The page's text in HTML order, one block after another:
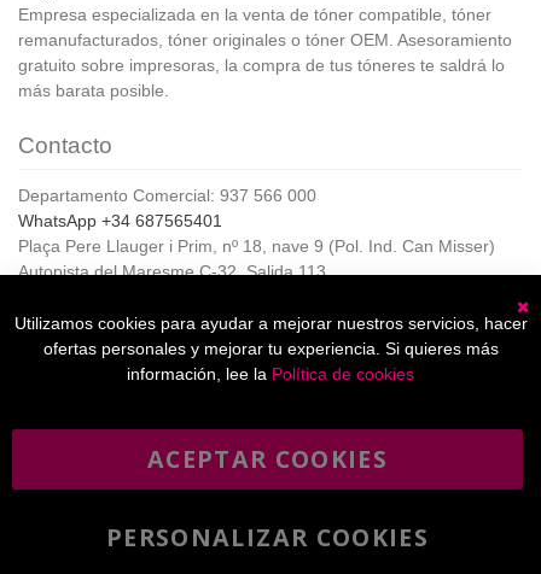
Empresa especializada en la venta de tóner compatible, tóner
remanufacturados, tóner originales o tóner OEM. Asesoramiento
gratuito sobre impresoras, la compra de tus tóneres te saldrá lo
más barata posible.
Contacto
Departamento Comercial: 937 566 000
WhatsApp +34 687565401
Plaça Pere Llauger i Prim, nº 18, nave 9 (Pol. Ind. Can Misser)
Autopista del Maresme C-32, Salida 113
Horario de Atención al cliente:
De lunes a jueves de 8:00 a 17:00,
Viernes de 8:00 a 15:00
informativo
He leído y acepto lapolítica de privacidad
Utilizamos cookies para ayudar a mejorar nuestros servicios, hacer
ofertas personales y mejorar tu experiencia. Si quieres más
información, lee la Política de cookies
ACEPTAR COOKIES
PERSONALIZAR COOKIES